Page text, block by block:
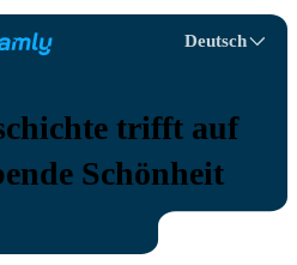
Deutsch
trifft auf
Schönheit